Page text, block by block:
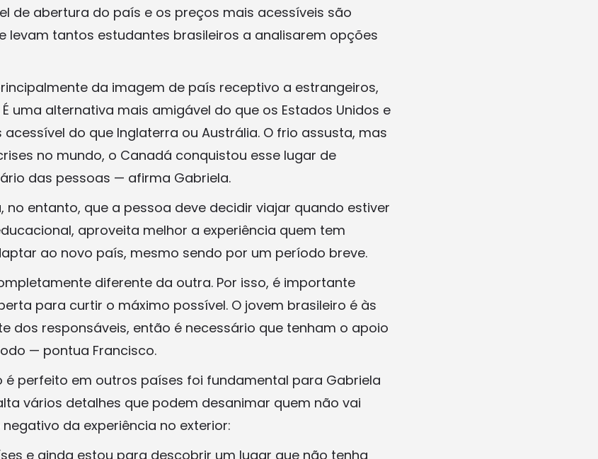
de abertura do país e os preços mais acessíveis são
levam tantos estudantes brasileiros a analisarem opções
da imagem de país receptivo a estrangeiros,
uma alternativa mais amigável do que os Estados Unidos e
do que Inglaterra ou Austrália. O frio assusta, mas
no mundo, o Canadá conquistou esse lugar de
das pessoas — afirma Gabriela.
no entanto, que a pessoa deve decidir viajar quando estiver
aproveita melhor a experiência quem tem
ao novo país, mesmo sendo por um período breve.
diferente da outra. Por isso, é importante
para curtir o máximo possível. O jovem brasileiro é às
dos responsáveis, então é necessário que tenham o apoio
— pontua Francisco.
é perfeito em outros países foi fundamental para Gabriela
vários detalhes que podem desanimar quem não vai
da experiência no exterior:
e ainda estou para descobrir um lugar que não tenha